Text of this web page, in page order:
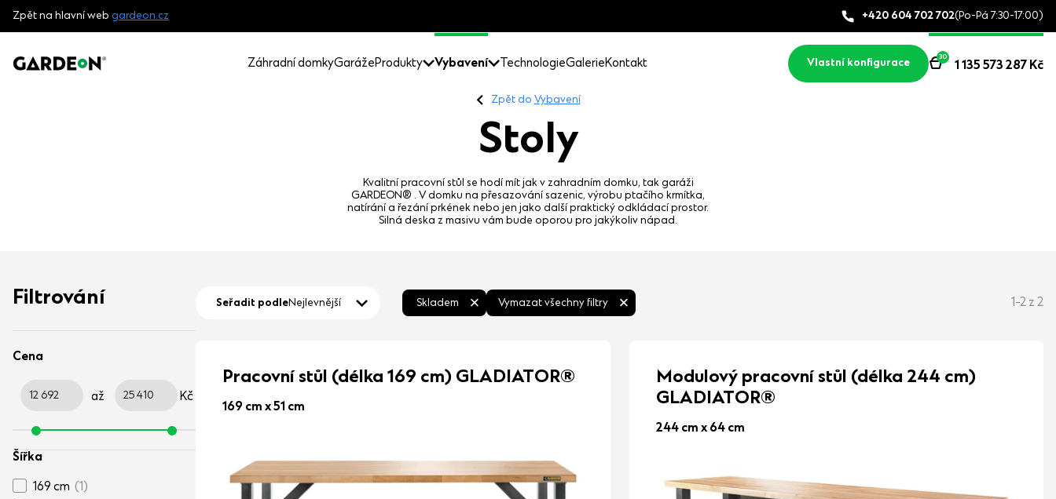
Zpět na hlavní web gardeon.cz +420 604 702 702(Po-Pá 7:30-17:00)
Záhradní domkyGarážeProdukty Vybavení TechnologieGalerieKontakt Vlastní konfigurace 1 135 573 287 Kč
30
Zpět do Vybavení
Stoly
Kvalitní pracovní stůl se hodí mít jak v zahradním domku, tak garáži
GARDEON® . V domku na přesazování sazenic, výrobu ptačího krmítka,
natírání a řezání prkének nebo jen jako další praktický odkládací prostor.
Silná deska z masivu vám bude oporou pro jakýkoliv nápad.
Filtrování
Cena
až Kč
Šířka
169 cm (1)
Seřadit podleNejlevnější Skladem Vymazat všechny filtry 1-2 z 2
Pracovní stůl (délka 169 cm) GLADIATOR®
169 cm x 51 cm
Modulový pracovní stůl (délka 244 cm)
GLADIATOR®
244 cm x 64 cm